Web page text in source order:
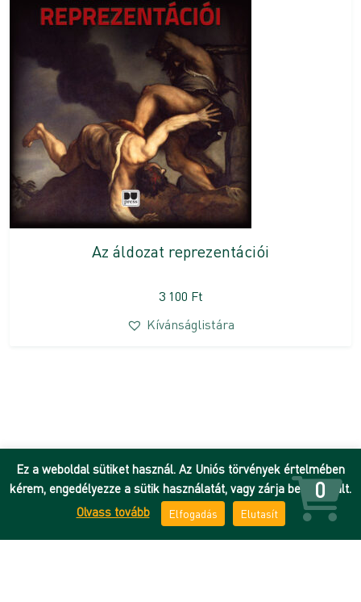
Az áldozat reprezentációi
3 100 Ft
Kívánságlistára
Ez a weboldal sütiket használ. Az Uniós törvények értelmében
kérem, engedélyezze a sütik használatát, vagy zárja be az oldalt.
Olvass tovább
Elfogadás Elutasít
0